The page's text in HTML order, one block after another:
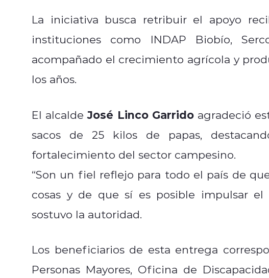
La iniciativa busca retribuir el apoyo
instituciones como INDAP Biobío,
acompañado el crecimiento agrícola y
los años.
El alcaldeJosé Linco Garridoagradeció
sacos de 25 kilos de papas,
fortalecimiento del sector campesino.
“Son un fiel reflejo para todo el país de
cosas y de que sí es posible impulsar el
sostuvo la autoridad.
Los beneficiarios de esta entrega
Personas Mayores, Oficina de